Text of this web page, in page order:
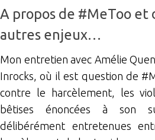
A propos de #MeToo et
autres enjeux…
Mon entretien avec Amélie
Inrocks, où il est question de
contre le harcèlement, les
bêtises énoncées à son
délibérément entretenues